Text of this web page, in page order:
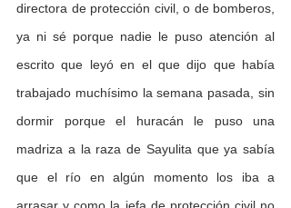
directora de protección civil, o de bomberos,
ya ni sé porque nadie le puso atención al
escrito que leyó en el que dijo que había
trabajado muchísimo la semana pasada, sin
dormir porque el huracán le puso una
madriza a la raza de Sayulita que ya sabía
que el río en algún momento los iba a